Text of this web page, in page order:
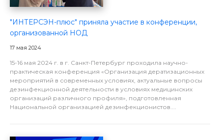
"ИНТЕРСЭН-плюс" приняла участие в конференции,
организованной НОД
17 мая 2024
15-16 мая 2024 г. в г. Санкт-Петербург проходила научно-
практическая конференция «Организация дератизационных
мероприятий в современных условиях, актуальные вопросы
дезинфекционной деятельности в условиях медицинских
организаций различного профиля», подготовленная
Национальной организацией дезинфекционистов....